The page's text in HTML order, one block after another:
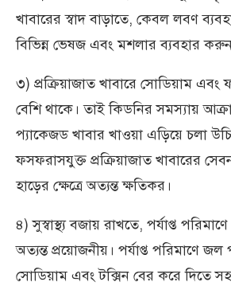
খাবারের স্বাদ বাড়াতে, কেবল লবণ
বিভিন্ন ভেষজ এবং মশলার ব্যবহার
৩) প্রক্রিয়াজাত খাবারে সোডিয়াম এবং
বেশি থাকে। তাই কিডনির সমস্যায়
প্যাকেজড খাবার খাওয়া এড়িয়ে চলা
ফসফরাসযুক্ত প্রক্রিয়াজাত খাবারের
হাড়ের ক্ষেত্রে অত্যন্ত ক্ষতিকর।
৪) সুস্বাস্থ্য বজায় রাখতে, পর্যাপ্ত
অত্যন্ত প্রয়োজনীয়। পর্যাপ্ত পরিমাণে
সোডিয়াম এবং টক্সিন বের করে দিতে